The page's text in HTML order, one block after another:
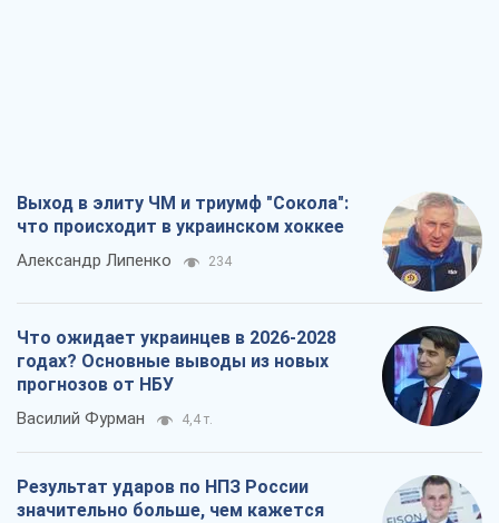
Выход в элиту ЧМ и триумф "Сокола":
что происходит в украинском хоккее
Александр Липенко 234
Что ожидает украинцев в 2026-2028
годах? Основные выводы из новых
прогнозов от НБУ
Василий Фурман 4,4 т.
Результат ударов по НПЗ России
значительно больше, чем кажется